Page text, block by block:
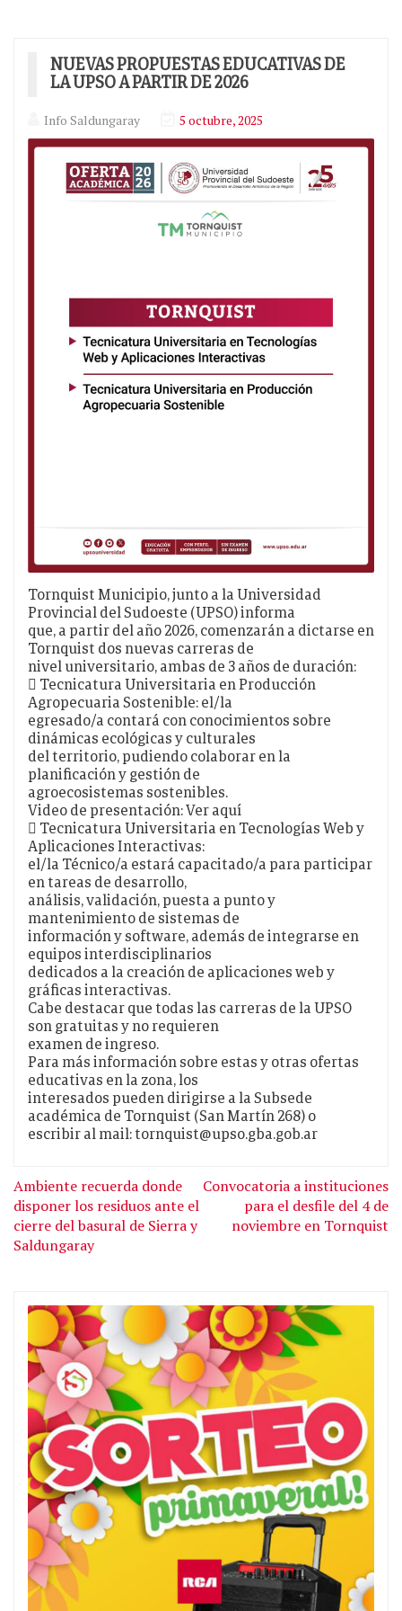
SALDUNGARAY
NUEVAS PROPUESTAS EDUCATIVAS DE
LA UPSO A PARTIR DE 2026
Info Saldungaray 5 octubre, 2025
Tornquist Municipio, junto a la Universidad
Provincial del Sudoeste (UPSO) informa
que, a partir del año 2026, comenzarán a dictarse en
Tornquist dos nuevas carreras de
nivel universitario, ambas de 3 años de duración:
 Tecnicatura Universitaria en Producción
Agropecuaria Sostenible: el/la
egresado/a contará con conocimientos sobre
dinámicas ecológicas y culturales
del territorio, pudiendo colaborar en la
planificación y gestión de
agroecosistemas sostenibles.
Video de presentación: Ver aquí
 Tecnicatura Universitaria en Tecnologías Web y
Aplicaciones Interactivas:
el/la Técnico/a estará capacitado/a para participar
en tareas de desarrollo,
análisis, validación, puesta a punto y
mantenimiento de sistemas de
información y software, además de integrarse en
equipos interdisciplinarios
dedicados a la creación de aplicaciones web y
gráficas interactivas.
Cabe destacar que todas las carreras de la UPSO
son gratuitas y no requieren
examen de ingreso.
Para más información sobre estas y otras ofertas
educativas en la zona, los
interesados pueden dirigirse a la Subsede
académica de Tornquist (San Martín 268) o
escribir al mail:tornquist@upso.gba.gob.ar
Ambiente recuerda donde
disponer los residuos ante el
cierre del basural de Sierra y
Saldungaray
Convocatoria a instituciones
para el desfile del 4 de
noviembre en Tornquist